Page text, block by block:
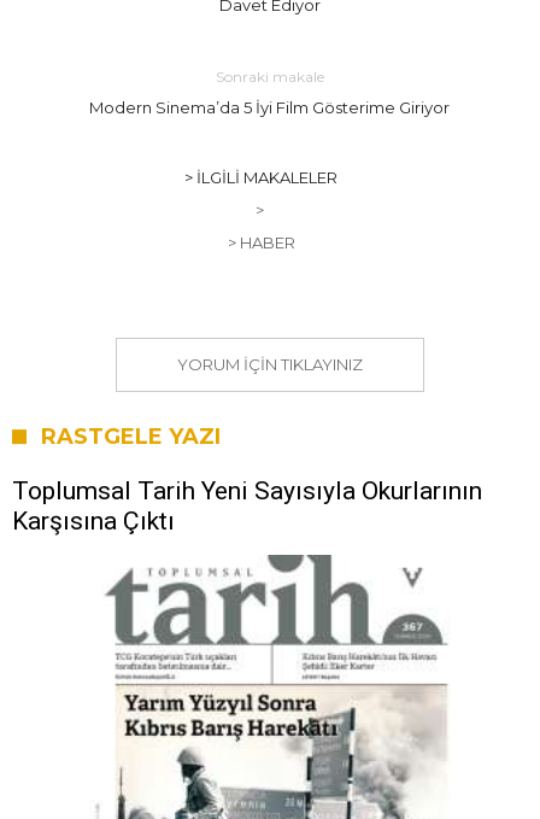
Davet Ediyor
Sonraki makale
Modern Sinema’da 5 İyi Film Gösterime Giriyor
> İLGILI MAKALELER
>
> HABER
YORUM IÇIN TIKLAYINIZ
RASTGELE YAZI
Toplumsal Tarih Yeni Sayısıyla Okurlarının
Karşısına Çıktı